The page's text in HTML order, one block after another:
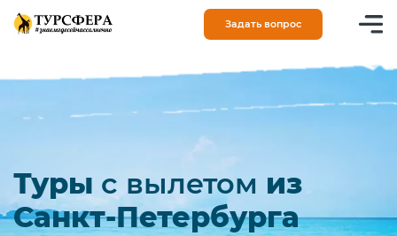
+7 (812) 748-10-92
Задать вопрос
Туры с вылетом из
Санкт-Петербурга